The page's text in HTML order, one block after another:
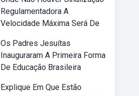
Regulamentadora A
Velocidade Máxima Será De
Os Padres Jesuítas
Inauguraram A Primeira Forma
De Educação Brasileira
Explique Em Que Estão